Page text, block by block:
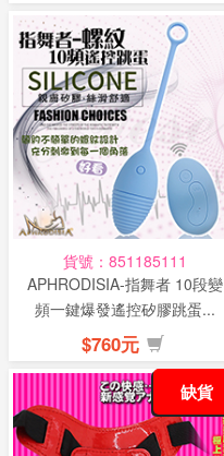
貨號：851185111
APHRODISIA-指舞者 10段變
頻一鍵爆發遙控矽膠跳蛋...
$760元
缺貨